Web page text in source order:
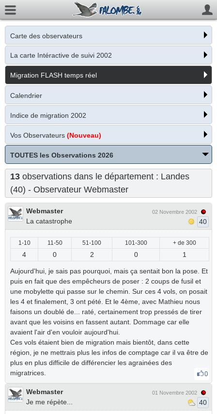
Carte des observateurs
La carte Intéractive de suivi 2002
Migration FLASH temps réel
Calendrier
Indice de migration 2002
Vos Observateurs (Nouveau)
TOUTES les Observations 2026
13 observations dans le département : Landes
(40) - Observateur Webmaster
Webmaster
La catastrophe
02 Novembre 2002
40
1-10 11-50 51-100 101-300 + de 300
4 0 2 0 1
Aujourd'hui, je sais pas pourquoi, mais ça sentait bon la pose. Et
puis en fait que des empêcheurs de poser : 2 coups de fusil et
une mobylette qui passe sur le chemin. Sur ces 4 vols, on posait
les 4 et finalement, 3 ont pété. Et le 4ème, avec Mathieu nous
faisons un doublé de... raté, certainement trop pressés de tirer
avant que les voisins en fassent autant. Dommage car elle
avaient l'air d'en vouloir aujourd'hui.
Ces vols étaient bien de migration mais bientôt, dans cette
région, je ne mettrais plus les infos de comptage car il va être de
plus en plus difficile de différencier les agrainées des
migratrices.
0
Webmaster
Je me répète...
01 Novembre 2002
40